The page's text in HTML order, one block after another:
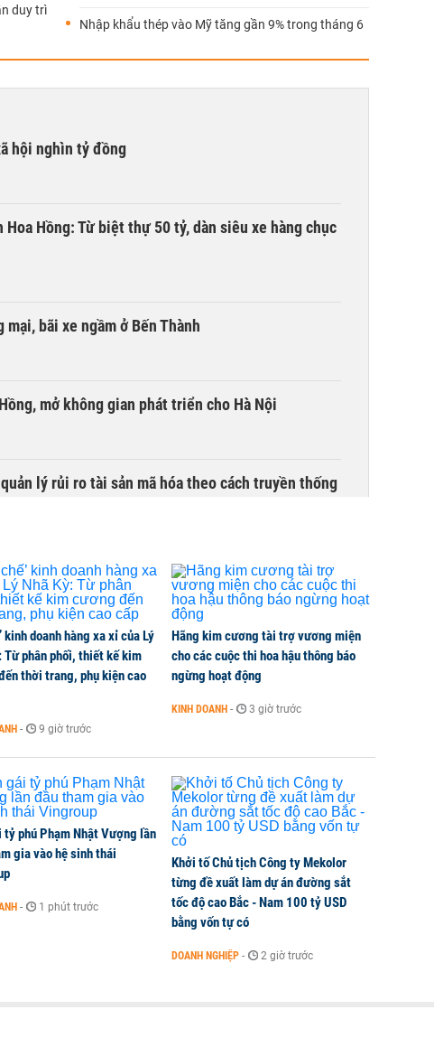
duy trì
Nhập khẩu thép vào Mỹ tăng gần 9% trong tháng 6
hội nghìn tỷ đồng
Hồng: Từ biệt thự 50 tỷ, dàn siêu xe hàng chục
bãi xe ngầm ở Bến Thành
mở không gian phát triển cho Hà Nội
lý rủi ro tài sản mã hóa theo cách truyền thống
và 4 dự án 'ma' ở TP HCM
trách nhiệm khi dự án chậm tiến độ, đội vốn
làm đường sắt kết nối Trung Quốc
kinh doanh hàng xa xỉ của Lý
Từ phân phối, thiết kế kim
thời trang, phụ kiện cao
- 9 giờ trước
Hãng kim cương tài trợ vương miện
cho các cuộc thi hoa hậu thông báo
ngừng hoạt động
KINH DOANH - 3 giờ trước
tỷ phú Phạm Nhật Vượng lần
gia vào hệ sinh thái
- 1 phút trước
Khởi tố Chủ tịch Công ty Mekolor
từng đề xuất làm dự án đường sắt
tốc độ cao Bắc - Nam 100 tỷ USD
bằng vốn tự có
DOANH NGHIỆP - 2 giờ trước